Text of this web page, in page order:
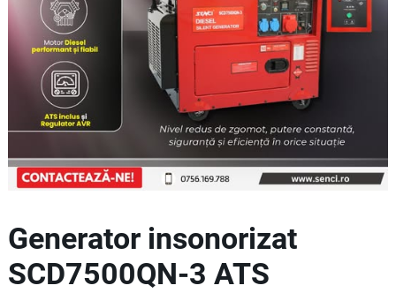
Generator insonorizat
SCD7500QN-3 ATS